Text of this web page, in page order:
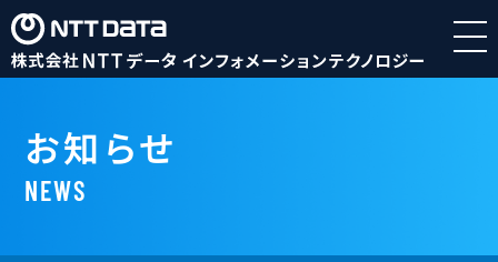
お知らせ
NEWS